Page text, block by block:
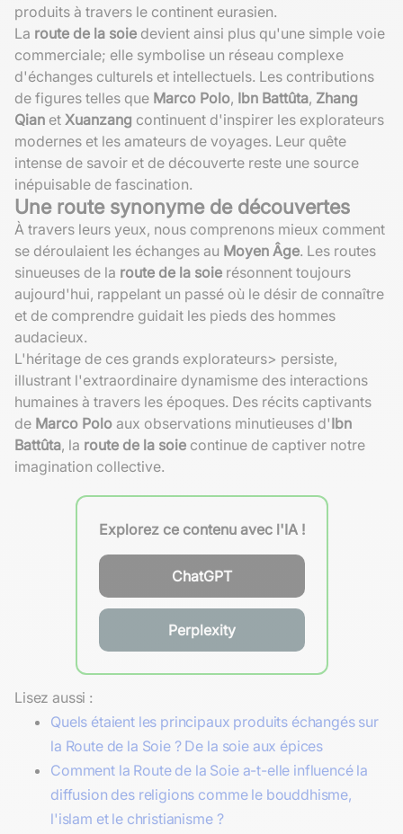
produits à travers le continent eurasien.
La route de la soie devient ainsi plus qu'une simple voie
commerciale; elle symbolise un réseau complexe
d'échanges culturels et intellectuels. Les contributions
de figures telles que Marco Polo, Ibn Battûta, Zhang
Qian et Xuanzang continuent d'inspirer les explorateurs
modernes et les amateurs de voyages. Leur quête
intense de savoir et de découverte reste une source
inépuisable de fascination.
Une route synonyme de découvertes
À travers leurs yeux, nous comprenons mieux comment
se déroulaient les échanges au Moyen Âge. Les routes
sinueuses de la route de la soie résonnent toujours
aujourd'hui, rappelant un passé où le désir de connaître
et de comprendre guidait les pieds des hommes
audacieux.
L'héritage de ces grands explorateurs> persiste,
illustrant l'extraordinaire dynamisme des interactions
humaines à travers les époques. Des récits captivants
de Marco Polo aux observations minutieuses d'Ibn
Battûta, la route de la soie continue de captiver notre
imagination collective.
Explorez ce contenu avec l'IA !
ChatGPT
Perplexity
Lisez aussi :
Quels étaient les principaux produits échangés sur
la Route de la Soie ? De la soie aux épices
Comment la Route de la Soie a-t-elle influencé la
diffusion des religions comme le bouddhisme,
l'islam et le christianisme ?